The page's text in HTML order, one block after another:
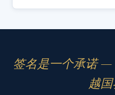
签名是一个承诺
越国